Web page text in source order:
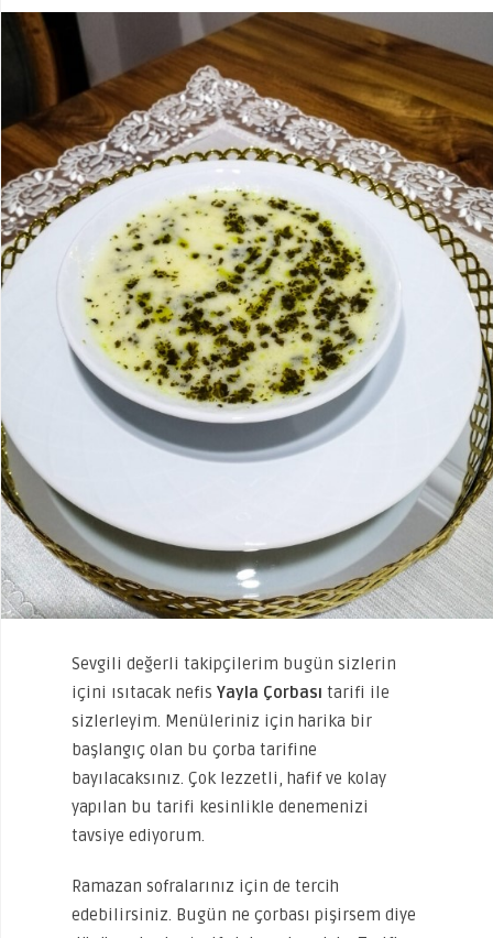
Sevgili değerli takipçilerim bugün sizlerin
içini ısıtacak nefis Yayla Çorbası tarifi ile
sizlerleyim. Menüleriniz için harika bir
başlangıç olan bu çorba tarifine
bayılacaksınız. Çok lezzetli, hafif ve kolay
yapılan bu tarifi kesinlikle denemenizi
tavsiye ediyorum.
Ramazan sofralarınız için de tercih
edebilirsiniz. Bugün ne çorbası pişirsem diye